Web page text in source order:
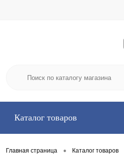
Каталог товаров
Главная страница • Каталог товаров